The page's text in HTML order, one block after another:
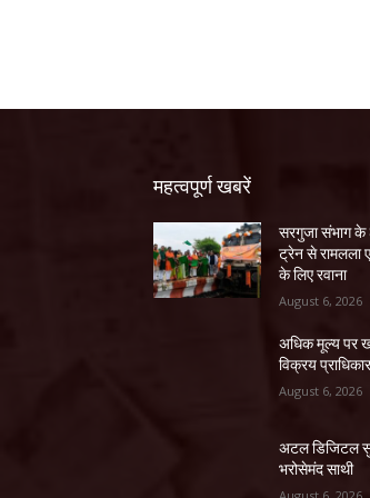
महत्वपूर्ण खबरें
सरगुजा संभाग के
ट्रेन से रामलला
के लिए रवाना
August 6, 2026
अधिक मूल्य पर
विक्रय
August 6, 2026
अटल डिजिटल
भरोसेमंद साथी